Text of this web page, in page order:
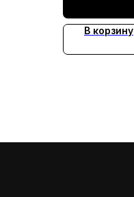
В корзину